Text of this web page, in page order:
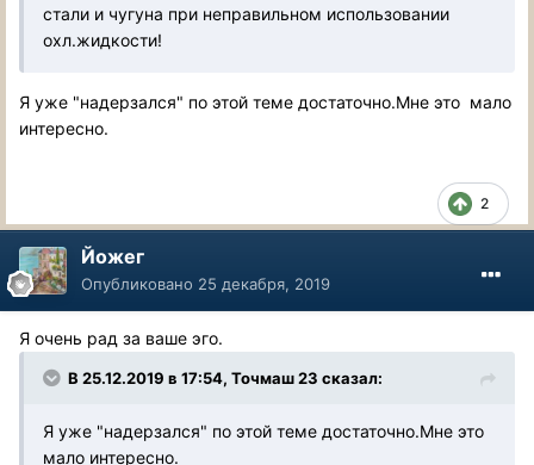
стали и чугуна при неправильном использовании
охл.жидкости!
Я уже "надерзался" по этой теме достаточно.Мне это мало
интересно.
2
Йожег
Опубликовано 25 декабря, 2019
Я очень рад за ваше эго.
В 25.12.2019 в 17:54, Точмаш 23 сказал:
Я уже "надерзался" по этой теме достаточно.Мне это
мало интересно.